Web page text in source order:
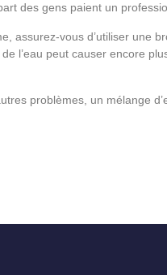
des gens paient un
assurez-vous d’utiliser une
l’eau peut causer encore
problèmes, un mélange